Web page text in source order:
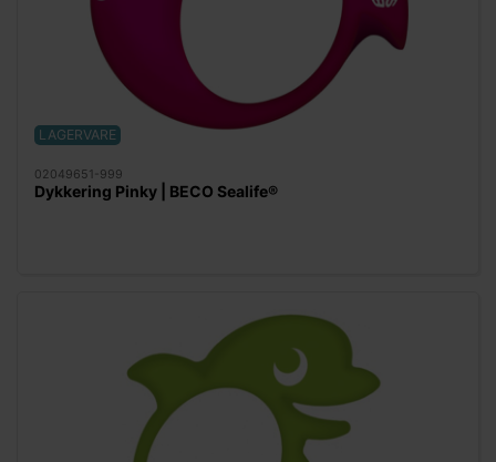
LAGERVARE
02049651-999
Dykkering Pinky | BECO Sealife®